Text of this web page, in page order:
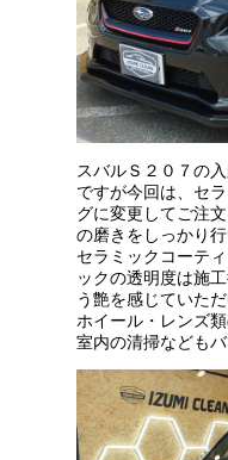
スバルＳ２０７の
ですが今回は、セ
グに変更してご注
の磨きをしっかり
セラミックコーテ
ックの透明度は施
う艶を感じていた
ホイール・レンズ
室内の清掃なども